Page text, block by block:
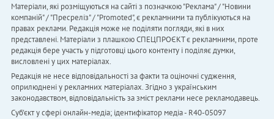
Матеріали, які розміщуються на сайті з позначкою "Реклама" / "Новини
компаній" / "Пресреліз" / "Promoted", є рекламними та публікуються на
правах реклами. Редакція може не поділяти погляди, які в них
представлені. Матеріали з плашкою СПЕЦПРОЄКТ є рекламними, проте
редакція бере участь у підготовці цього контенту і поділяє думки,
висловлені у цих матеріалах.
Редакція не несе відповідальності за факти та оціночні судження,
оприлюднені у рекламних матеріалах. Згідно з українським
законодавством, відповідальність за зміст реклами несе рекламодавець.
Cуб'єкт у сфері онлайн-медіа; ідентифікатор медіа - R40-05097